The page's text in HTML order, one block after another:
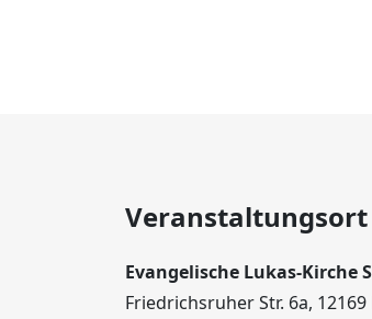
Veranstaltungsort
Evangelische Lukas-Kirche
Friedrichsruher Str. 6a, 12169